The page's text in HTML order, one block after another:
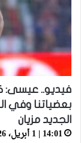
فيديو.. عيسى:
بعضياتنا وفي
الجديد مزيان
14:01 | 1 أبريل، 2026